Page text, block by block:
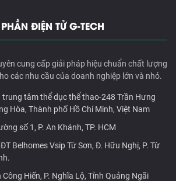
ĐIỆN TỬ G-TECH
cung cấp giải pháp hiệu chuẩn chất lượng
các nhu cầu của doanh nghiệp lớn và nhỏ.
trung tâm thể dục thể thao-248 Trần Hưng
Hòa, Thành phố Hồ Chí Minh, Việt Nam
số 1, P. An Khánh, TP. HCM
Belhomes Vsip Từ Sơn, Đ. Hữu Nghị, P. Từ
Công Hiến, P. Nghĩa Lộ, Tỉnh Quảng Ngãi